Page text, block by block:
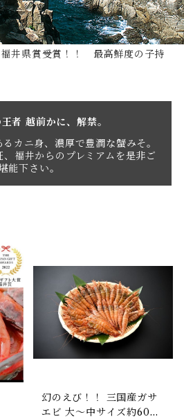
井県賞受賞！！ 最高鮮度の子持
者 越前かに、解禁。
カニ身、濃厚で豊潤な蟹みそ。
福井からのプレミアムを是非ご
能下さい。
幻のえび！！ 三国産ガサ
エビ 大〜中サイズ約600g